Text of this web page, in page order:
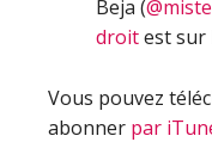
Beja (
droitest sur
Vous pouvez
abonner par